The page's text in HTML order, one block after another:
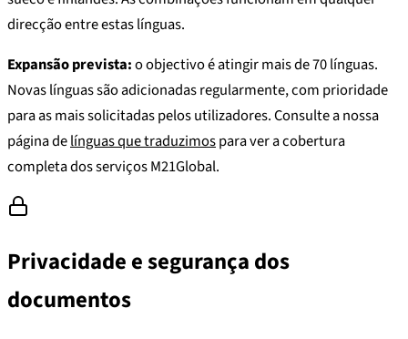
direcção entre estas línguas.
Expansão prevista:o objectivo é atingir mais de 70 línguas.
Novas línguas são adicionadas regularmente, com prioridade
para as mais solicitadas pelos utilizadores. Consulte a nossa
página delínguas que traduzimospara ver a cobertura
completa dos serviços M21Global.
Privacidade e segurança dos
documentos